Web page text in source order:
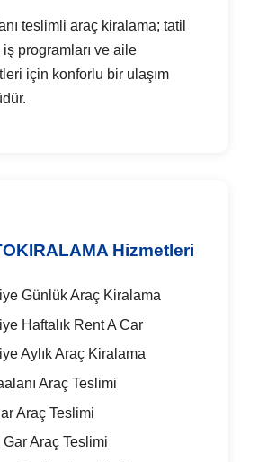
teslimli araç kiralama; tatil
iş programları ve aile
için konforlu bir ulaşım
Hizmetleri
Günlük Araç Kiralama
Haftalık Rent A Car
Aylık Araç Kiralama
Araç Teslimi
Araç Teslimi
Araç Teslimi